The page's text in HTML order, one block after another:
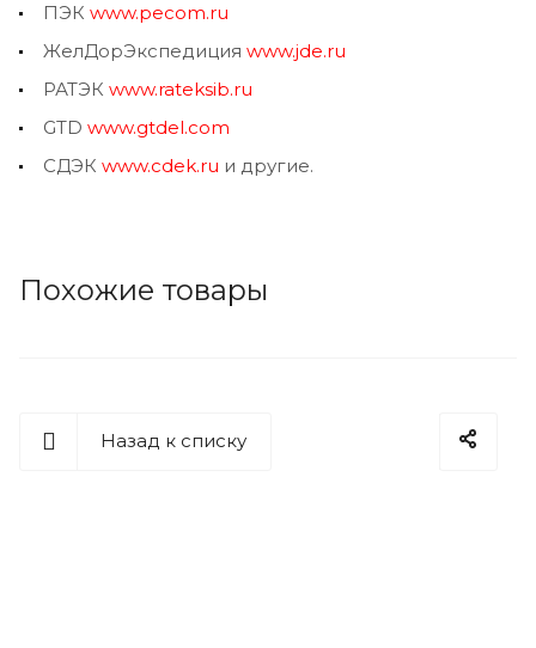
ПЭК www.pecom.ru
ЖелДорЭкспедиция www.jde.ru
РАТЭК www.rateksib.ru
GTD www.gtdel.com
СДЭК www.cdek.ru и другие.
Похожие товары
Назад к списку